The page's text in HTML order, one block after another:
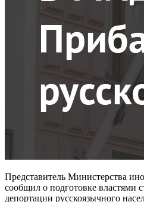
Представитель Министерства
сообщил о подготовке властями
депортации русскоязычного